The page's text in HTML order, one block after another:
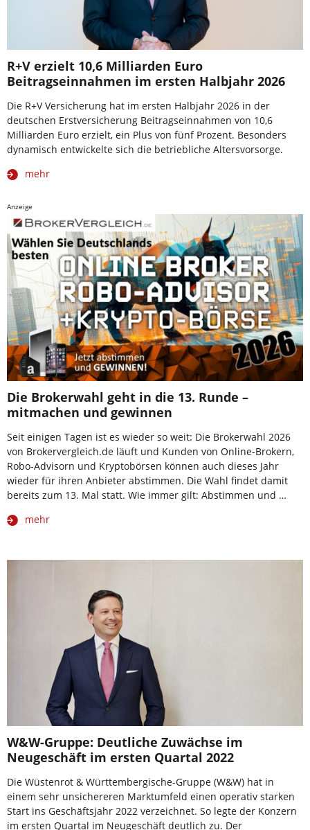
R+V erzielt 10,6 Milliarden Euro
Beitragseinnahmen im ersten Halbjahr 2026
Die R+V Versicherung hat im ersten Halbjahr 2026 in der
deutschen Erstversicherung Beitragseinnahmen von 10,6
Milliarden Euro erzielt, ein Plus von fünf Prozent. Besonders
dynamisch entwickelte sich die betriebliche Altersvorsorge.
mehr
Anzeige
Die Brokerwahl geht in die 13. Runde –
mitmachen und gewinnen
Seit einigen Tagen ist es wieder so weit: Die Brokerwahl 2026
von Brokervergleich.de läuft und Kunden von Online-Brokern,
Robo-Advisorn und Kryptobörsen können auch dieses Jahr
wieder für ihren Anbieter abstimmen. Die Wahl findet damit
bereits zum 13. Mal statt. Wie immer gilt: Abstimmen und …
mehr
W&W-Gruppe: Deutliche Zuwächse im
Neugeschäft im ersten Quartal 2022
Die Wüstenrot & Württembergische-Gruppe (W&W) hat in
einem sehr unsichereren Marktumfeld einen operativ starken
Start ins Geschäftsjahr 2022 verzeichnet. So legte der Konzern
im ersten Quartal im Neugeschäft deutlich zu. Der